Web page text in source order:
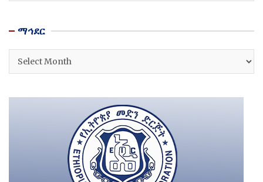
ማኅደር
ማኅደር